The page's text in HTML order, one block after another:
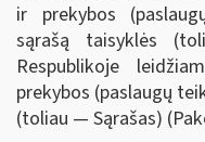
ir prekybos
sąrašą taisyklės
Respublikoje
prekybos (paslaugų
(toliau — Sąrašas)